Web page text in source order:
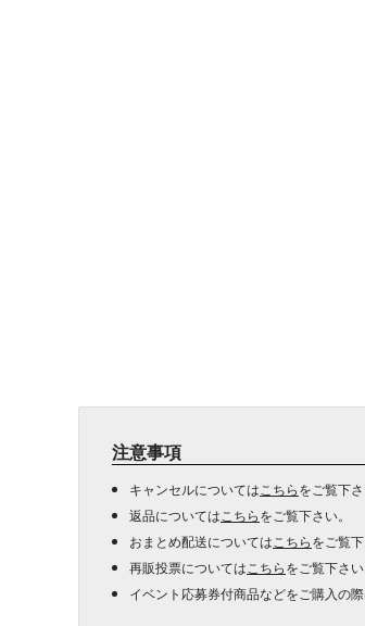
注意事項
キャンセルについては こちらをご覧下さ
返品については こちらをご覧下さい。
おまとめ配送については こちらをご覧下
再販投票については こちらをご覧下さい
イベント応募券付商品などをご購入の